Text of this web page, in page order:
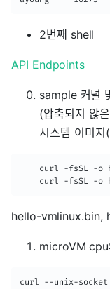
2번째 shell
API Endpoints
sample 커널
(압축되지 않
시스템 이미
curl -fsSL -o
curl -fsSL -o
hello-vmlinux.bin,
microVM cpu
curl --unix-